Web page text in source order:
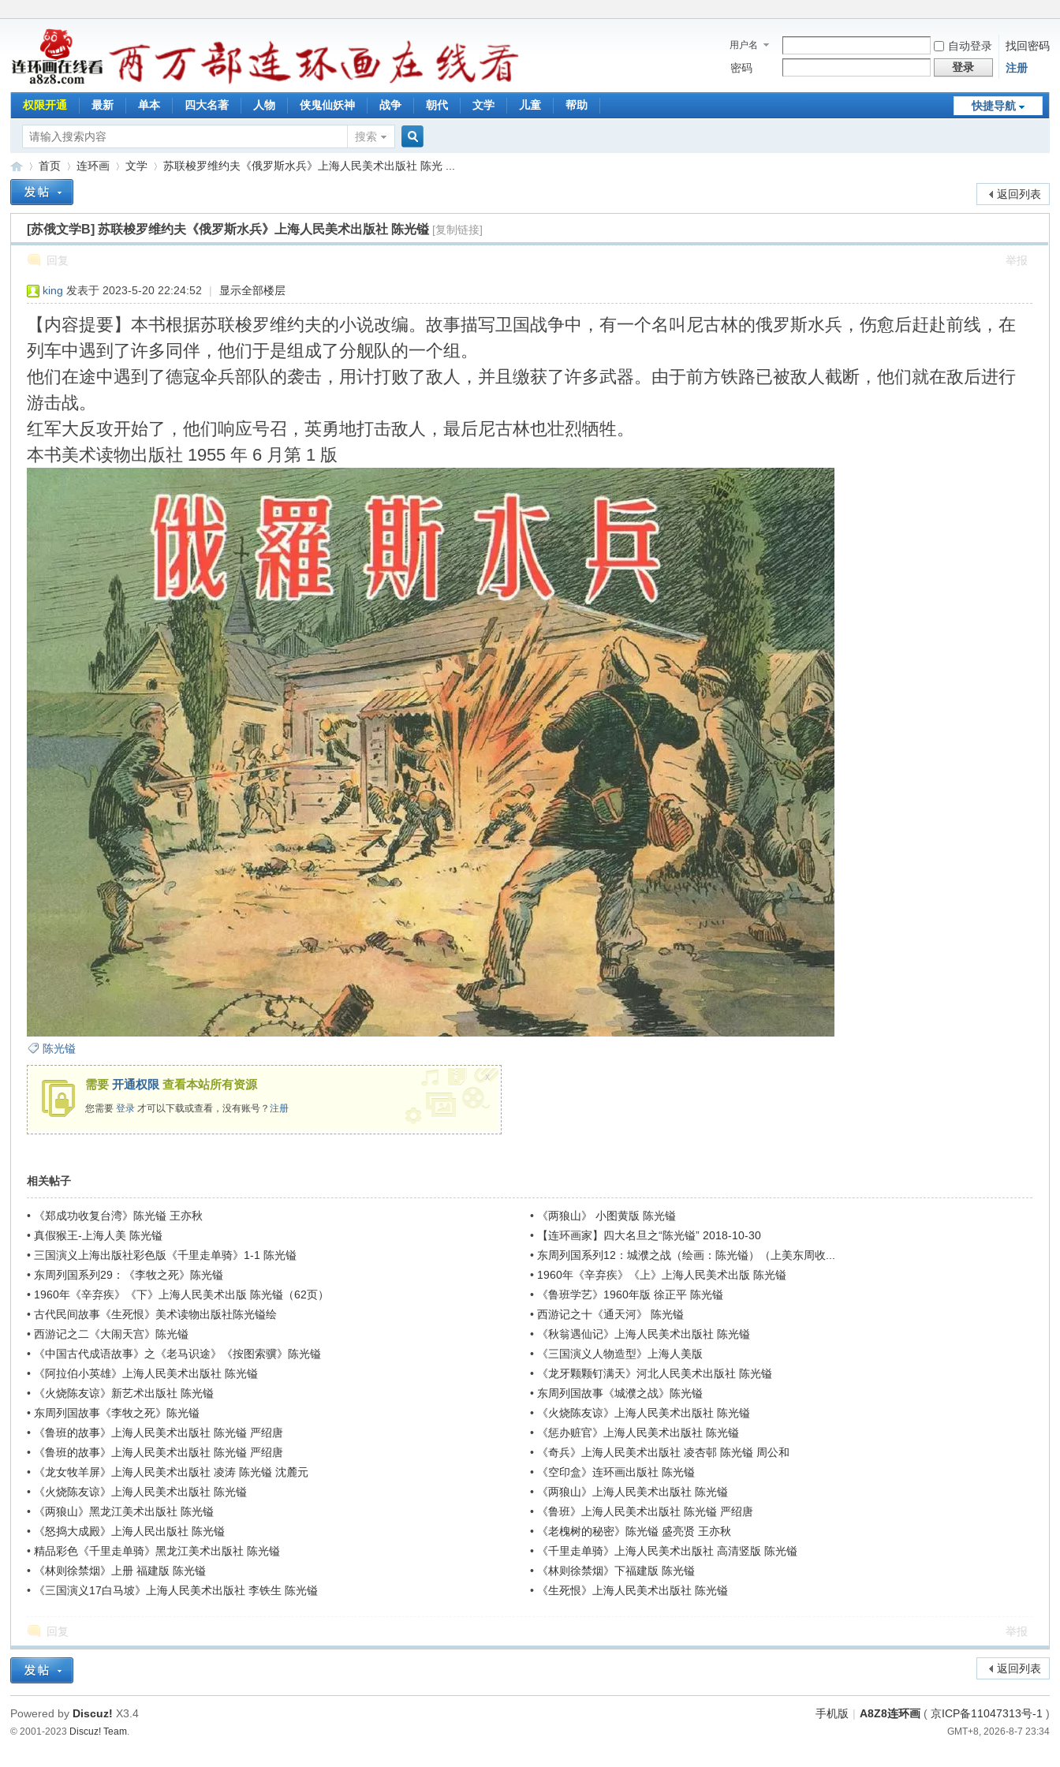
用户名 自动登录
找回密码
密码
登录 注册
快捷导航
权限开通 最新 单本 四大名著 人物 侠鬼仙妖神 战争 朝代 文学 儿童 帮助
搜索
搜
索
»
首页
›
连环画
›
文学
›
苏联梭罗维约夫《俄罗斯水兵》上海人民美术出版社 陈光 ...
返回列表
[苏俄文学B]苏联梭罗维约夫《俄罗斯水兵》上海人民美术出版社 陈光镒 [复制链接]
回复 举报
king 发表于 2023-5-20 22:24:52 | 显示全部楼层
【内容提要】本书根据苏联梭罗维约夫的小说改编。故事描写卫国战争中，有一个名叫尼古林的俄罗斯水兵，伤愈后赶赴前线，在
列车中遇到了许多同伴，他们于是组成了分舰队的一个组。
他们在途中遇到了德寇伞兵部队的袭击，用计打败了敌人，并且缴获了许多武器。由于前方铁路已被敌人截断，他们就在敌后进行
游击战。
红军大反攻开始了，他们响应号召，英勇地打击敌人，最后尼古林也壮烈牺牲。
本书美术读物出版社 1955 年 6 月第 1 版
陈光镒
需要开通权限 查看本站所有资源
您需要登录 才可以下载或查看，没有账号？注册
x
相关帖子
• 《郑成功收复台湾》陈光镒 王亦秋 •
《两狼山》 小图黄版 陈光镒
•真假猴王-上海人美 陈光镒 •
【连环画家】四大名旦之“陈光镒” 2018-10-30
• 三国演义上海出版社彩色版《千里走单骑》1-1 陈光镒 • 东周列国系列12：城濮之战（绘画：陈光镒）（上美东周收...
• 东周列国系列29：《李牧之死》陈光镒 • 1960年《辛弃疾》《上》上海人民美术出版 陈光镒
• 1960年《辛弃疾》《下》上海人民美术出版 陈光镒（62页） •
《鲁班学艺》1960年版 徐正平 陈光镒
•古代民间故事《生死恨》美术读物出版社陈光镒绘 • 西游记之十《通天河》 陈光镒
•西游记之二《大闹天宫》陈光镒 •
《秋翁遇仙记》上海人民美术出版社 陈光镒
•
《中国古代成语故事》之《老马识途》《按图索骥》陈光镒 •
《三国演义人物造型》上海人美版
•
《阿拉伯小英雄》上海人民美术出版社 陈光镒 •
《龙牙颗颗钉满天》河北人民美术出版社 陈光镒
•
《火烧陈友谅》新艺术出版社 陈光镒 • 东周列国故事《城濮之战》陈光镒
• 东周列国故事《李牧之死》陈光镒 •
《火烧陈友谅》上海人民美术出版社 陈光镒
•
《鲁班的故事》上海人民美术出版社 陈光镒 严绍唐 •
《惩办赃官》上海人民美术出版社 陈光镒
•
《鲁班的故事》上海人民美术出版社 陈光镒 严绍唐 •
《奇兵》上海人民美术出版社 凌杏邨 陈光镒 周公和
•
《龙女牧羊屏》上海人民美术出版社 凌涛 陈光镒 沈麓元 •
《空印盒》连环画出版社 陈光镒
•
《火烧陈友谅》上海人民美术出版社 陈光镒 •
《两狼山》上海人民美术出版社 陈光镒
•
《两狼山》黑龙江美术出版社 陈光镒 •
《鲁班》上海人民美术出版社 陈光镒 严绍唐
•
《怒捣大成殿》上海人民出版社 陈光镒 •
《老槐树的秘密》陈光镒 盛亮贤 王亦秋
•精品彩色《千里走单骑》黑龙江美术出版社 陈光镒 •
《千里走单骑》上海人民美术出版社 高清竖版 陈光镒
•
《林则徐禁烟》上册 福建版 陈光镒 •
《林则徐禁烟》下福建版 陈光镒
•
《三国演义17白马坡》上海人民美术出版社 李铁生 陈光镒 • 《生死恨》上海人民美术出版社 陈光镒
回复 举报
返回列表
手机版 | A8Z8连环画( 京ICP备11047313号-1 )
GMT+8, 2026-8-7 23:34
Powered by Discuz! X3.4
© 2001-2023 Discuz! Team